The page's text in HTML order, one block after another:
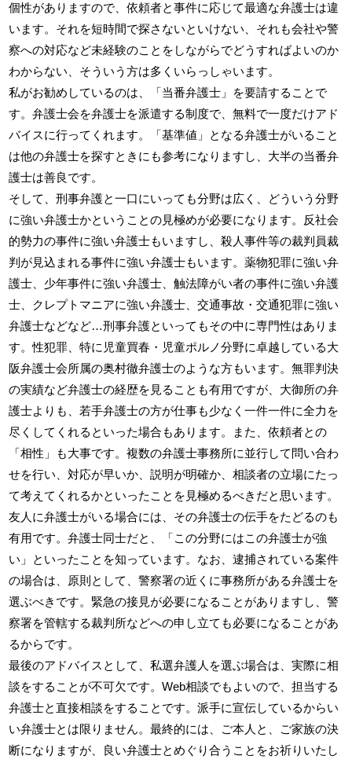
個性がありますので、依頼者と事件に応じて最適な弁護士は違
います。それを短時間で探さないといけない、それも会社や警
察への対応など未経験のことをしながらでどうすればよいのか
わからない、そういう方は多くいらっしゃいます。
私がお勧めしているのは、「当番弁護士」を要請することで
す。弁護士会を弁護士を派遣する制度で、無料で一度だけアド
バイスに行ってくれます。「基準値」となる弁護士がいること
は他の弁護士を探すときにも参考になりますし、大半の当番弁
護士は善良です。
そして、刑事弁護と一口にいっても分野は広く、どういう分野
に強い弁護士かということの見極めが必要になります。反社会
的勢力の事件に強い弁護士もいますし、殺人事件等の裁判員裁
判が見込まれる事件に強い弁護士もいます。薬物犯罪に強い弁
護士、少年事件に強い弁護士、触法障がい者の事件に強い弁護
士、クレプトマニアに強い弁護士、交通事故・交通犯罪に強い
弁護士などなど…刑事弁護といってもその中に専門性はありま
す。性犯罪、特に児童買春・児童ポルノ分野に卓越している大
阪弁護士会所属の奥村徹弁護士のような方もいます。無罪判決
の実績など弁護士の経歴を見ることも有用ですが、大御所の弁
護士よりも、若手弁護士の方が仕事も少なく一件一件に全力を
尽くしてくれるといった場合もあります。また、依頼者との
「相性」も大事です。複数の弁護士事務所に並行して問い合わ
せを行い、対応が早いか、説明が明確か、相談者の立場にたっ
て考えてくれるかといったことを見極めるべきだと思います。
友人に弁護士がいる場合には、その弁護士の伝手をたどるのも
有用です。弁護士同士だと、「この分野にはこの弁護士が強
い」といったことを知っています。なお、逮捕されている案件
の場合は、原則として、警察署の近くに事務所がある弁護士を
選ぶべきです。緊急の接見が必要になることがありますし、警
察署を管轄する裁判所などへの申し立ても必要になることがあ
るからです。
最後のアドバイスとして、私選弁護人を選ぶ場合は、実際に相
談をすることが不可欠です。Web相談でもよいので、担当する
弁護士と直接相談をすることです。派手に宣伝しているからい
い弁護士とは限りません。最終的には、ご本人と、ご家族の決
断になりますが、良い弁護士とめぐり合うことをお祈りいたし